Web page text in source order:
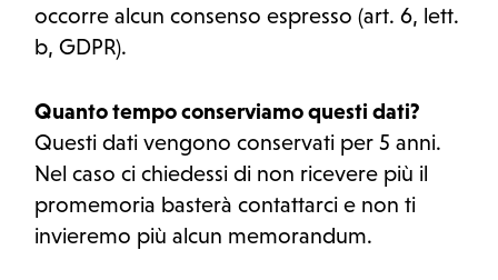
occorre alcun consenso espresso (art. 6, lett.
b, GDPR).
Quanto tempo conserviamo questi dati?
Questi dati vengono conservati per 5 anni.
Nel caso ci chiedessi di non ricevere più il
promemoria basterà contattarci e non ti
invieremo più alcun memorandum.